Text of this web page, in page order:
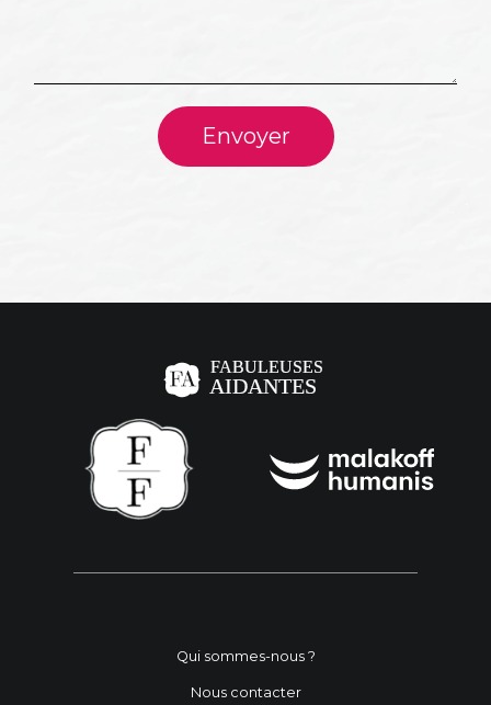
Envoyer
Qui sommes-nous ?
Nous contacter